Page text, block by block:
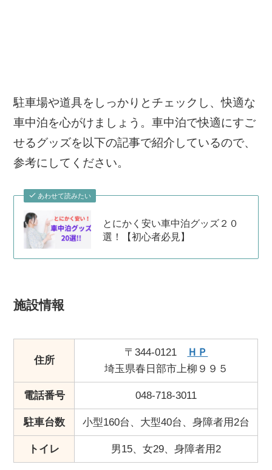
駐車場や道具をしっかりとチェックし、快適な
車中泊を心がけましょう。車中泊で快適にすご
せるグッズを以下の記事で紹介しているので、
参考にしてください。
あわせて読みたい
とにかく安い車中泊グッズ２０
選！【初心者必見】
施設情報
住所
〒344-0121
ＨＰ
埼玉県春日部市上柳９９５
電話番号 048-718-3011
駐車台数 小型160台、大型40台、身障者用2台
トイレ 男15、女29、身障者用2